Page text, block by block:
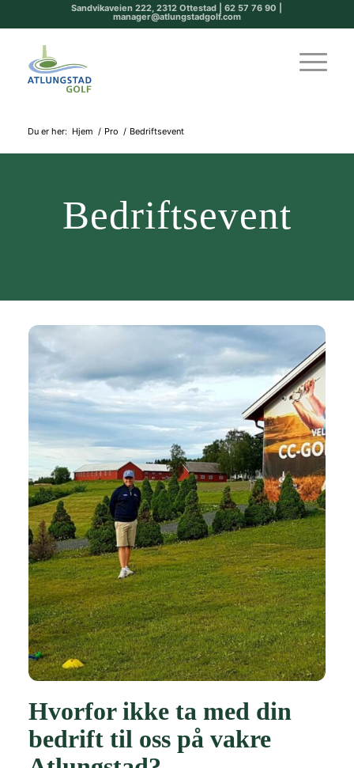
Sandvikaveien 222, 2312 Ottestad | 62 57 76 90 |
manager@atlungstadgolf.com
Du er her: Hjem / Pro / Bedriftsevent
Bedriftsevent
Hvorfor ikke ta med din
bedrift til oss på vakre